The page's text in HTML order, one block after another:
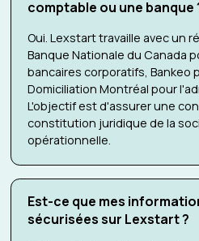
comptable ou une banque
Oui. Lexstart travaille avec un
Banque Nationale du Canada
bancaires corporatifs, Bankeo
Domiciliation Montréal pour
L'objectif est d'assurer une
constitution juridique de la
opérationnelle.
Est-ce que mes
sécurisées sur Lexstart ?